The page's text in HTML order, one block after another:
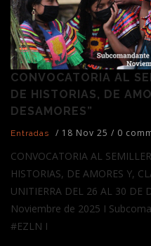
CONVOCATORIA AL
DE HISTORIAS, DE
DESAMORES”
Entradas / 18 Nov 25 / 0
CONVOCATORIA AL
HISTORIAS, DE AMORES Y,
UNITIERRA DEL 26 AL 30 DE
Noviembre de 2025 I
#EZLN I